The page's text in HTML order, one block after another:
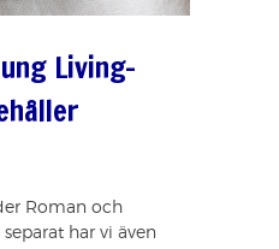
Living-
Roman och
har vi även